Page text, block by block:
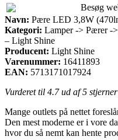
Besøg
Navn: Pære LED 3,8W
Kategori: Lamper -> Pærer -
– Light Shine
Producent: Light Shine
Varenummer: 16411893
EAN: 5713171017924
Vurderet til 4.7ud af 5 stjerner
Mange outlets på nettet
Den mest moderne er i vore
hvor du så nemt kan hente